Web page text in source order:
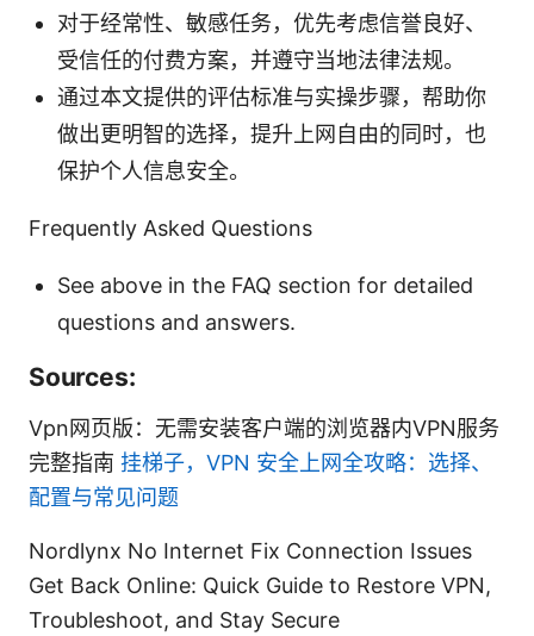
对于经常性、敏感任务，优先考虑信誉良好、
受信任的付费方案，并遵守当地法律法规。
通过本文提供的评估标准与实操步骤，帮助你
做出更明智的选择，提升上网自由的同时，也
保护个人信息安全。
Frequently Asked Questions
See above in the FAQ section for detailed
questions and answers.
Sources:
Vpn网页版：无需安装客户端的浏览器内VPN服务
完整指南 挂梯子，VPN 安全上网全攻略：选择、
配置与常见问题
Nordlynx No Internet Fix Connection Issues
Get Back Online: Quick Guide to Restore VPN,
Troubleshoot, and Stay Secure